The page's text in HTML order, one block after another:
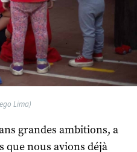
Lima)
grandes ambitions, a
que nous avions déjà